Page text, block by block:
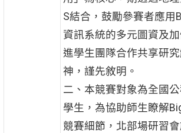
S結合，鼓勵參賽者應用
資訊系統的多元圖資及
進學生團隊合作共享研
神，謹先敘明。
二、本競賽對象為全國
學生，為協助師生瞭解
競賽細節，北部場研習